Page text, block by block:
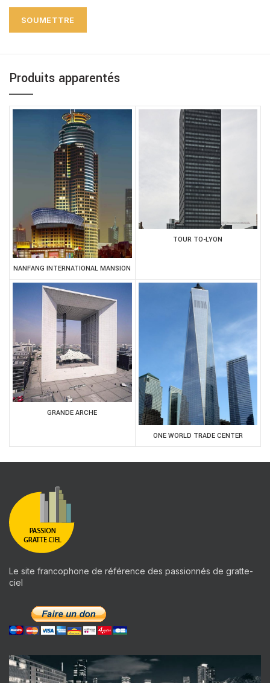
Produits apparentés
NANFANG INTERNATIONAL MANSION
TOUR TO-LYON
GRANDE ARCHE
ONE WORLD TRADE CENTER
Le site francophone de référence des passionnés de gratte-
ciel